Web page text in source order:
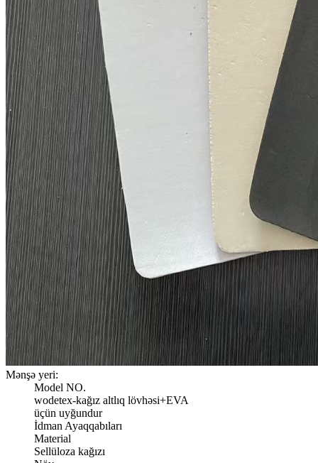
Mənşə yeri:
Model NO.
wodetex-kağız altlıq lövhəsi+EVA
üçün uyğundur
İdman Ayaqqabıları
Material
Sellüloza kağızı